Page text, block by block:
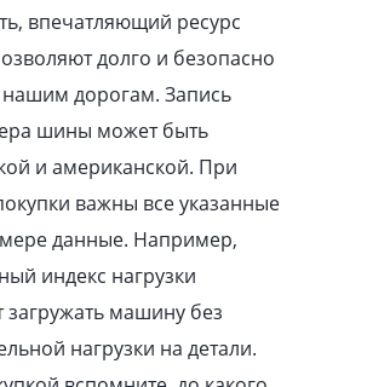
впечатляющий ресурс
долго и безопасно
нашим дорогам. Запись
шины может быть
и американской. При
важны все указанные
данные. Например,
индекс нагрузки
загружать машину без
нагрузки на детали.